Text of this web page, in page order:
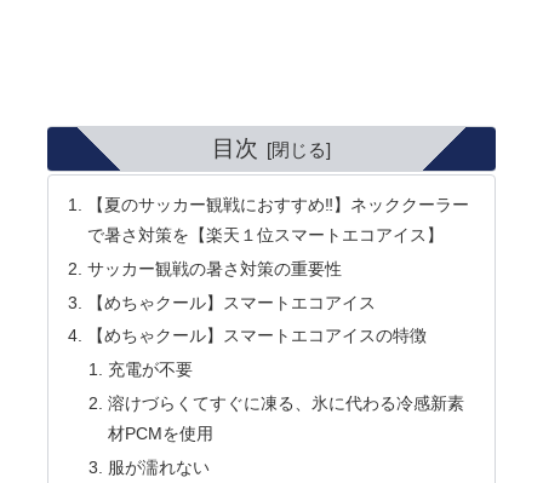
目次
【夏のサッカー観戦におすすめ‼】ネッククーラー
で暑さ対策を【楽天１位スマートエコアイス】
サッカー観戦の暑さ対策の重要性
【めちゃクール】スマートエコアイス
【めちゃクール】スマートエコアイスの特徴
充電が不要
溶けづらくてすぐに凍る、氷に代わる冷感新素
材PCMを使用
服が濡れない